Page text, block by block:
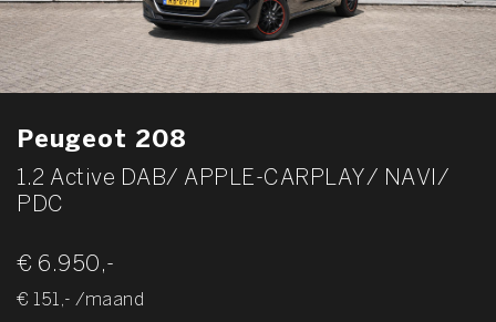
Peugeot 208
1.2 Active DAB/ APPLE-CARPLAY/ NAVI/
PDC
€ 6.950,-
€ 151,- /maand